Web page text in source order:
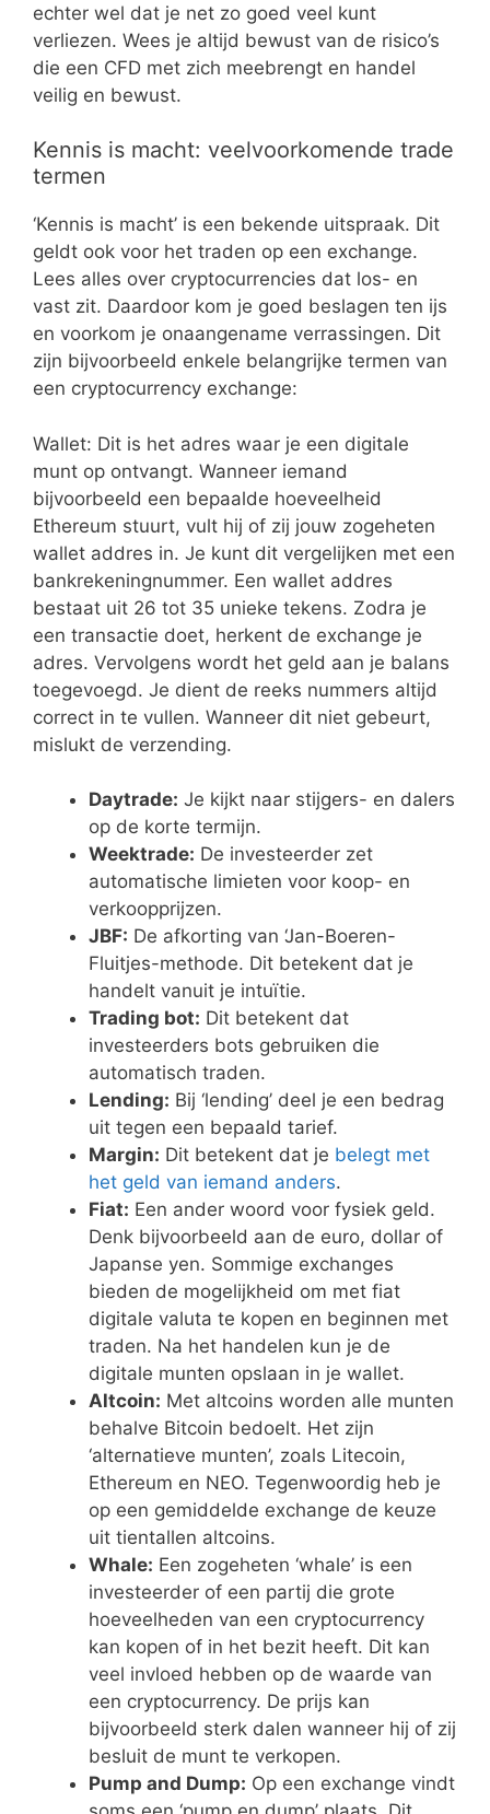
echter wel dat je net zo goed veel kunt
verliezen. Wees je altijd bewust van de risico’s
die een CFD met zich meebrengt en handel
veilig en bewust.
Kennis is macht: veelvoorkomende trade
termen
‘Kennis is macht’ is een bekende uitspraak. Dit
geldt ook voor het traden op een exchange.
Lees alles over cryptocurrencies dat los- en
vast zit. Daardoor kom je goed beslagen ten ijs
en voorkom je onaangename verrassingen. Dit
zijn bijvoorbeeld enkele belangrijke termen van
een cryptocurrency exchange:
Wallet: Dit is het adres waar je een digitale
munt op ontvangt. Wanneer iemand
bijvoorbeeld een bepaalde hoeveelheid
Ethereum stuurt, vult hij of zij jouw zogeheten
wallet addres in. Je kunt dit vergelijken met een
bankrekeningnummer. Een wallet addres
bestaat uit 26 tot 35 unieke tekens. Zodra je
een transactie doet, herkent de exchange je
adres. Vervolgens wordt het geld aan je balans
toegevoegd. Je dient de reeks nummers altijd
correct in te vullen. Wanneer dit niet gebeurt,
mislukt de verzending.
Daytrade: Je kijkt naar stijgers- en dalers
op de korte termijn.
Weektrade: De investeerder zet
automatische limieten voor koop- en
verkoopprijzen.
JBF: De afkorting van ‘Jan-Boeren-
Fluitjes-methode. Dit betekent dat je
handelt vanuit je intuïtie.
Trading bot: Dit betekent dat
investeerders bots gebruiken die
automatisch traden.
Lending: Bij ‘lending’ deel je een bedrag
uit tegen een bepaald tarief.
Margin: Dit betekent dat je belegt met
het geld van iemand anders.
Fiat: Een ander woord voor fysiek geld.
Denk bijvoorbeeld aan de euro, dollar of
Japanse yen. Sommige exchanges
bieden de mogelijkheid om met fiat
digitale valuta te kopen en beginnen met
traden. Na het handelen kun je de
digitale munten opslaan in je wallet.
Altcoin: Met altcoins worden alle munten
behalve Bitcoin bedoelt. Het zijn
‘alternatieve munten’, zoals Litecoin,
Ethereum en NEO. Tegenwoordig heb je
op een gemiddelde exchange de keuze
uit tientallen altcoins.
Whale: Een zogeheten ‘whale’ is een
investeerder of een partij die grote
hoeveelheden van een cryptocurrency
kan kopen of in het bezit heeft. Dit kan
veel invloed hebben op de waarde van
een cryptocurrency. De prijs kan
bijvoorbeeld sterk dalen wanneer hij of zij
besluit de munt te verkopen.
Pump and Dump: Op een exchange vindt